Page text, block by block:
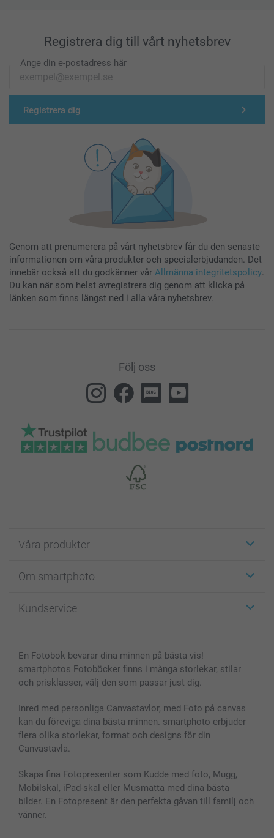
Registrera dig till vårt nyhetsbrev
Ange din e-postadress här
Registrera dig
Genom att prenumerera på vårt nyhetsbrev får du den senaste
informationen om våra produkter och specialerbjudanden. Det
innebär också att du godkänner vår Allmänna integritetspolicy.
Du kan när som helst avregistrera dig genom att klicka på
länken som finns längst ned i alla våra nyhetsbrev.
Följ oss
Våra produkter
Fotokort
Fotoböcker
Skal till Mobil & Surfplatta
MyNameBook
Fotoramar & Tillbehör
Presentkort
Alla fotoprodukter
Om smartphoto
För affiliates
Sitemap
Villkor och garantier
Kundservice
smartbonus
Priser & betalning
En Fotobok bevarar dina minnen på bästa vis!
smartphotos Fotoböcker finns i många storlekar, stilar
och prisklasser, välj den som passar just dig.
Inred med personliga Canvastavlor, med Foto på canvas
kan du föreviga dina bästa minnen. smartphoto erbjuder
flera olika storlekar, format och designs för din
Canvastavla.
Skapa fina Fotopresenter som Kudde med foto, Mugg,
Mobilskal, iPad-skal eller Musmatta med dina bästa
bilder. En Fotopresent är den perfekta gåvan till familj och
vänner.